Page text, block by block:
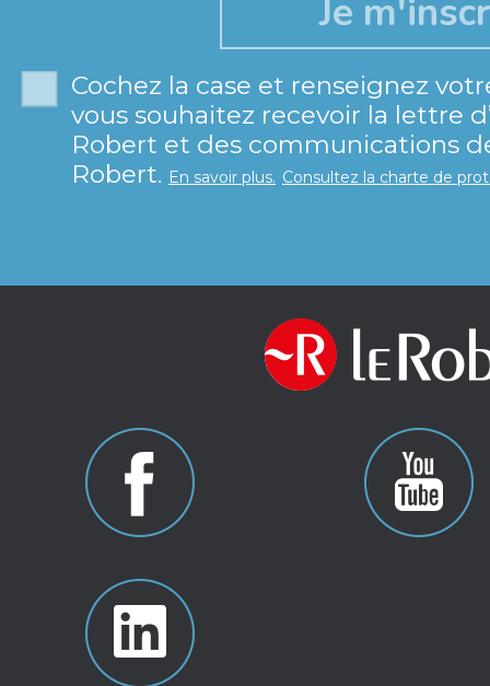
Cochez la case et renseignez
vous souhaitez recevoir la lettre
Robert et des communications
Robert. En savoir plus. Consultez la charte de